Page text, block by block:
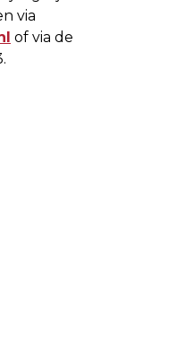
via
of via de